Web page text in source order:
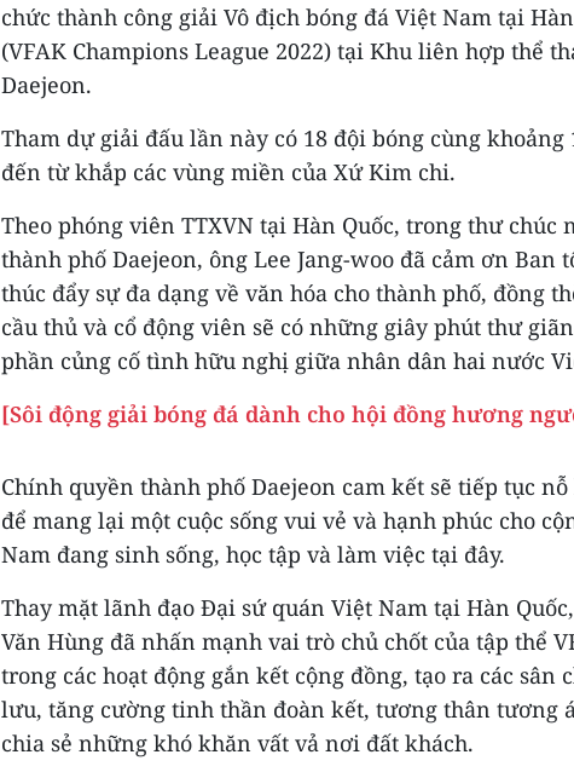
chức thành công giải Vô địch bóng đá Việt Nam tại
(VFAK Champions League 2022) tại Khu liên hợp thể
Daejeon.
Tham dự giải đấu lần này có 18 đội bóng cùng khoảng
đến từ khắp các vùng miền của Xứ Kim chi.
Theo phóng viên TTXVN tại Hàn Quốc, trong thư chúc
thành phố Daejeon, ông Lee Jang-woo đã cảm ơn Ban
thúc đẩy sự đa dạng về văn hóa cho thành phố, đồng
cầu thủ và cổ động viên sẽ có những giây phút thư
phần củng cố tình hữu nghị giữa nhân dân hai nước
[Sôi động giải bóng đá dành cho hội đồng hương
Chính quyền thành phố Daejeon cam kết sẽ tiếp tục
để mang lại một cuộc sống vui vẻ và hạnh phúc cho
Nam đang sinh sống, học tập và làm việc tại đây.
Thay mặt lãnh đạo Đại sứ quán Việt Nam tại Hàn
Văn Hùng đã nhấn mạnh vai trò chủ chốt của tập thể
trong các hoạt động gắn kết cộng đồng, tạo ra các sân
lưu, tăng cường tinh thần đoàn kết, tương thân tương
chia sẻ những khó khăn vất vả nơi đất khách.